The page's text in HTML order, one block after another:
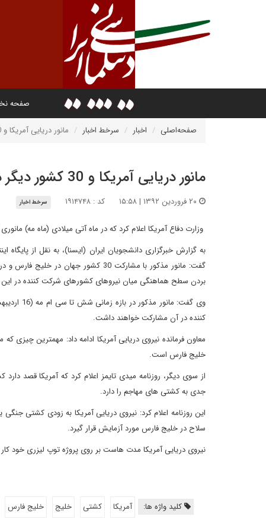
صفحه
صفحه‌اصلی اخبار سرخط اخبار مانور دریایی آمریکا و 30 کشور دیگر در خلیج‌فارس
مانور دریایی آمریکا و 30 کشور دیگر در خلیج‌فارس
کد : ۱۹۱۴۷۴۸ سرخط اخبار
وزارت دفاع آمریکا اعلام کرد که در ماه آتی میلادی (ماه مه) مانوری گسترده با مشارکت 30 کشور
به گزارش خبرگزاری دانشجویان ایران (ایسنا)، به نقل از پایگاه
گفت: مانور مذکور با مشارکت 30 کشور
بردن سطح هماهنگی میان نیروهای کشورهای شرکت کننده در
کننده در آن مشارکت خواهند داشت.
معاون فرمانده نیروی دریایی آمریکا ادامه داد: مهمترین چیزی
خلیج فارس است.
از سوی دیگر، روزنامه میدی تایمز اعلام کرد که آمریکا قصد
جدی به کشتی های مهاجم را دارد.
این روزنامه اعلام کرد: نیروی دریایی آمریکا به زودی کشتی
سلاح در خلیج فارس مورد آزمایش قرار گیرد.
نیروی دریایی آمریکا مدت هاست بر روی پروژه توپ لیزری خود
کلید واژه ها: آمریکا کشتی خلیج خلیج فارس